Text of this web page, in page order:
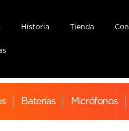
Historia Tienda
Baterías Micrófonos